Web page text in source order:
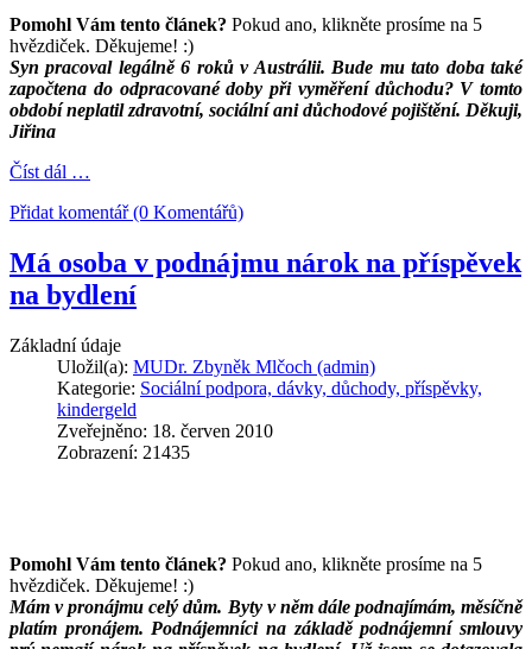
Pomohl Vám tento článek? Pokud ano, klikněte prosíme na 5
hvězdiček. Děkujeme! :)
Syn pracoval legálně 6 roků v Austrálii. Bude mu tato doba také
započtena do odpracované doby při vyměření důchodu? V tomto
období neplatil zdravotní, sociální ani důchodové pojištění. Děkuji,
Jiřina
Číst dál …
Přidat komentář (0 Komentářů)
Má osoba v podnájmu nárok na příspěvek
na bydlení
Základní údaje
Uložil(a): MUDr. Zbyněk Mlčoch (admin)
Kategorie: Sociální podpora, dávky, důchody, příspěvky,
kindergeld
Zveřejněno: 18. červen 2010
Zobrazení: 21435
Pomohl Vám tento článek? Pokud ano, klikněte prosíme na 5
hvězdiček. Děkujeme! :)
Mám v pronájmu celý dům. Byty v něm dále podnajímám, měsíčně
platím pronájem. Podnájemníci na základě podnájemní smlouvy